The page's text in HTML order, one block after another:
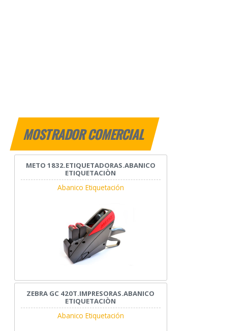
MOSTRADOR COMERCIAL
METO 1832.ETIQUETADORAS.ABANICO
ETIQUETACIÒN
Abanico Etiquetación
ZEBRA GC 420T.IMPRESORAS.ABANICO
ETIQUETACIÒN
Abanico Etiquetación